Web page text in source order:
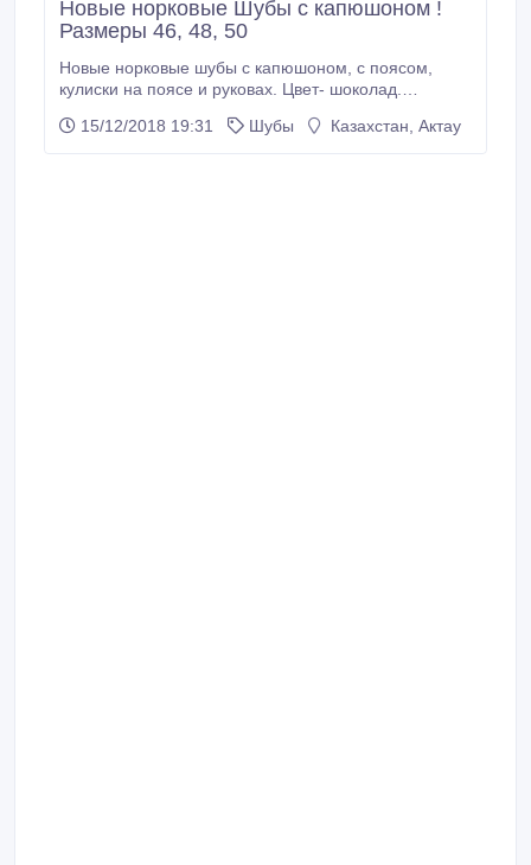
Новые норковые Шубы с капюшоном !
Размеры 46, 48, 50
Новые норковые шубы с капюшоном, с поясом,
кулиски на поясе и руковах. Цвет- шоколад.
мерить. Реальному покупателю - реальный торг..
15/12/2018 19:31 Шубы Казахстан, Актау